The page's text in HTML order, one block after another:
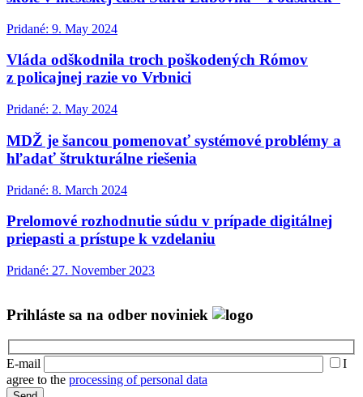
Pridané: 9. May 2024
Vláda odškodnila troch poškodených Rómov
z policajnej razie vo Vrbnici
Pridané: 2. May 2024
MDŽ je šancou pomenovať systémové problémy a
hľadať štrukturálne riešenia
Pridané: 8. March 2024
Prelomové rozhodnutie súdu v prípade digitálnej
priepasti a prístupe k vzdelaniu
Pridané: 27. November 2023
Prihláste sa na odber noviniek
E-mail
I
agree to the processing of personal data